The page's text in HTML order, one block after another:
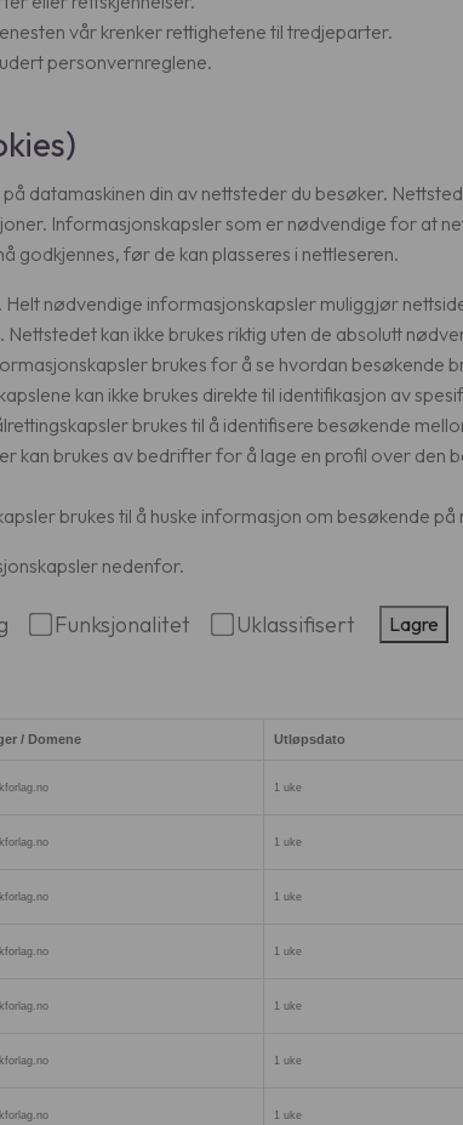
vår krenker rettighetene til tredjeparter.
personvernreglene.
datamaskinen din av nettsteder du besøker.
Informasjonskapsler som er nødvendige for at
godkjennes, før de kan plasseres i nettleseren.
Helt nødvendige informasjonskapsler muliggjør
kan ikke brukes riktig uten de absolutt
brukes for å se hvordan besøkende
kan ikke brukes direkte til identifikasjon av
brukes til å identifisere besøkende
kan brukes av bedrifter for å lage en profil over den
brukes til å huske informasjon om besøkende
nedenfor.
Funksjonalitet Uklassifisert Lagre
/ Domene Utløpsdato
1 uke
1 uke
1 uke
1 uke
1 uke
1 uke
1 uke